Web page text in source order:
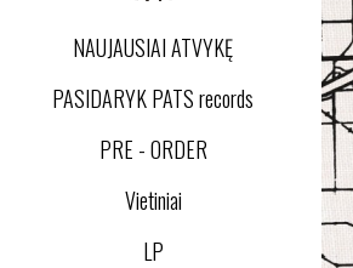
NAUJAUSIAI ATVYKĘ
PASIDARYK PATS records
PRE - ORDER
Vietiniai
LP